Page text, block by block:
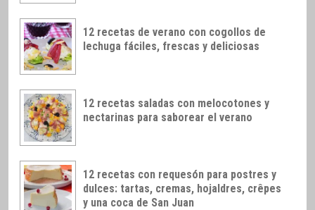
12 recetas de verano con cogollos de
lechuga fáciles, frescas y deliciosas
12 recetas saladas con melocotones y
nectarinas para saborear el verano
12 recetas con requesón para postres y
dulces: tartas, cremas, hojaldres, crêpes
y una coca de San Juan